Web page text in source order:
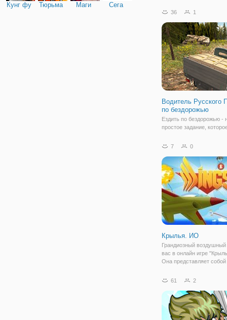
Кунг фу Тюрьма Маги Сега
увлекательно провести
очень) гонщиком. Ваша
задача - приехать на
36 1
Водитель Русского
по бездорожью
Ездить по бездорожью -
простое задание,
любого из нас. Но если
испытать себя,
увлекательную аркаду
мальчиков
7 0
Крылья. ИО
Грандиозный воздушный
вас в онлайн игре
Она представляет
перемещаться по всему
пространству,
61 2